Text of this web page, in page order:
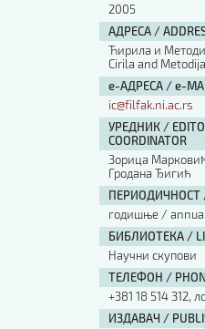
2005
АДРЕСА /
Ћирила и
Cirila and Metodija
е-АДРЕСА / e-
ic@filfak.ni.ac.rs
УРЕДНИК /
COORDINATOR
Зорица
Гродана Ђигић
ПЕРИОДИЧНОСТ /
годишње /
БИБЛИОТЕКА /
Научни скупови
ТЕЛЕФОН /
+381 18 514 312,
ИЗДАВАЧ /